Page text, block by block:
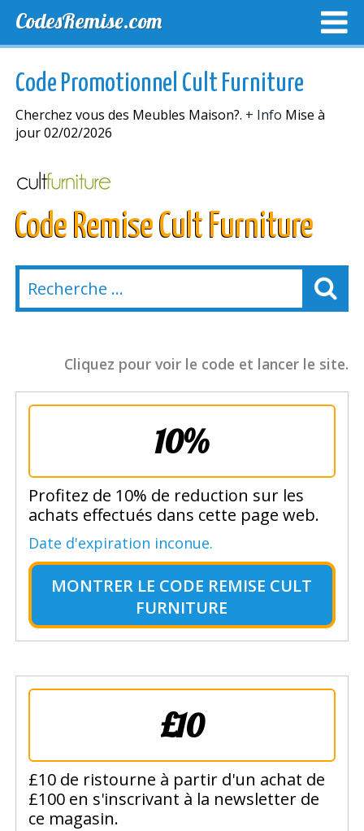
CodesRemise.com
NOUVELLES MAGASINS
Code Promotionnel Cult Furniture
Cherchez vous des Meubles Maison?. + Info Mise à
jour 02/02/2026
Code Remise Cult Furniture
Cliquez pour voir le code et lancer le site.
10%
Profitez de 10% de reduction sur les
achats effectués dans cette page web.
Date d'expiration inconue.
MONTRER LE CODE REMISE CULT
FURNITURE
£10
£10 de ristourne à partir d'un achat de
£100 en s'inscrivant à la newsletter de
ce magasin.